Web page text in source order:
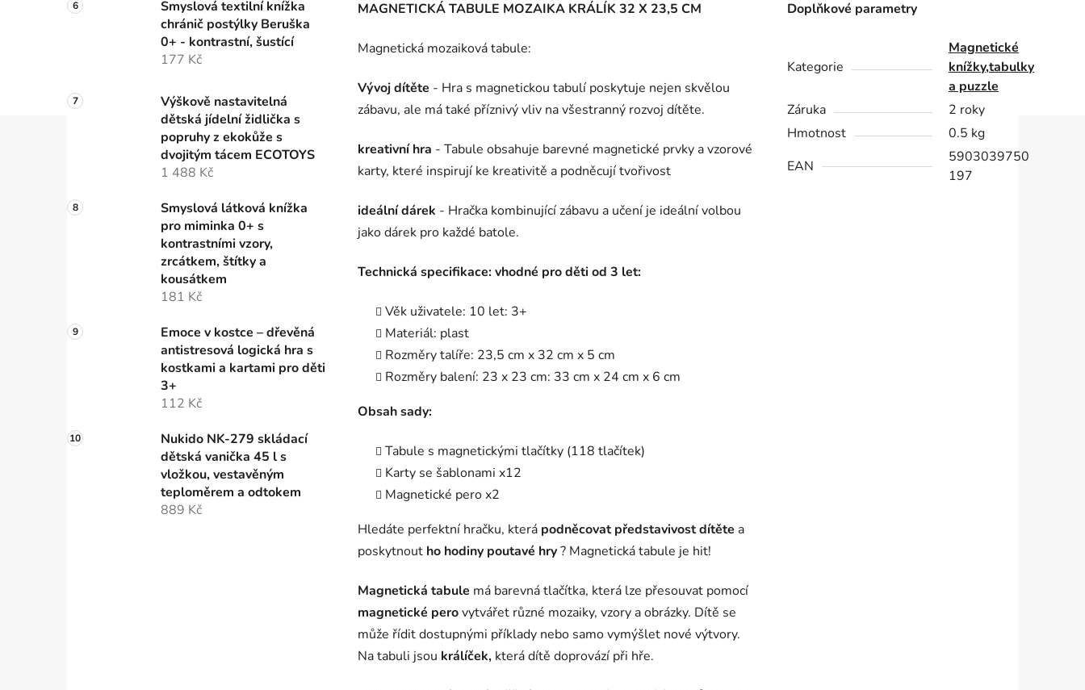
Smyslová textilní knížka
chránič postýlky Beruška
0+ - kontrastní, šustící
177 Kč
Výškově nastavitelná
dětská jídelní židlička s
popruhy z ekokůže s
dvojitým tácem ECOTOYS
1 488 Kč
Smyslová látková knížka
pro miminka 0+ s
kontrastními vzory,
zrcátkem, štítky a
kousátkem
181 Kč
Emoce v kostce – dřevěná
antistresová logická hra s
kostkami a kartami pro děti
3+
112 Kč
Nukido NK-279 skládací
dětská vanička 45 l s
vložkou, vestavěným
teploměrem a odtokem
889 Kč
MAGNETICKÁ TABULE MOZAIKA KRÁLÍK 32 X 23,5 CM
Magnetická mozaiková tabule:
Vývoj dítěte - Hra s magnetickou tabulí poskytuje nejen skvělou
zábavu, ale má také příznivý vliv na všestranný rozvoj dítěte.
kreativní hra - Tabule obsahuje barevné magnetické prvky a vzorové
karty, které inspirují ke kreativitě a podněcují tvořivost
ideální dárek - Hračka kombinující zábavu a učení je ideální volbou
jako dárek pro každé batole.
Technická specifikace: vhodné pro děti od 3 let:
Věk uživatele: 10 let: 3+
Materiál: plast
Rozměry talíře: 23,5 cm x 32 cm x 5 cm
Rozměry balení: 23 x 23 cm: 33 cm x 24 cm x 6 cm
Obsah sady:
Tabule s magnetickými tlačítky (118 tlačítek)
Karty se šablonami x12
Magnetické pero x2
Hledáte perfektní hračku, která podněcovat představivost dítěte a
poskytnout ho hodiny poutavé hry? Magnetická tabule je hit!
Magnetická tabule má barevná tlačítka, která lze přesouvat pomocí
magnetické perovytvářet různé mozaiky, vzory a obrázky. Dítě se
může řídit dostupnými příklady nebo samo vymýšlet nové výtvory.
Na tabuli jsou králíček, která dítě doprovází při hře.
Doplňkové parametry
Kategorie
Magnetické
knížky,tabulky
a puzzle
Záruka
2 roky
Hmotnost
0.5 kg
EAN
5903039750
197